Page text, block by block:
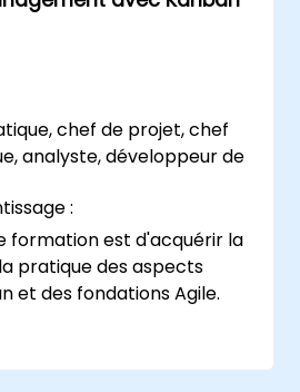
chef de projet, chef
analyste, développeur de
:
formation est d'acquérir la
pratique des aspects
et des fondations Agile.